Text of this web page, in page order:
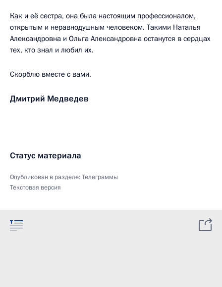
Как и её сестра, она была настоящим профессионалом,
открытым и неравнодушным человеком. Такими Наталья
Александровна и Ольга Александровна останутся в сердцах
тех, кто знал и любил их.
Скорблю вместе с вами.
Дмитрий Медведев
Статус материала
Опубликован в разделе:Телеграммы
Текстовая версия